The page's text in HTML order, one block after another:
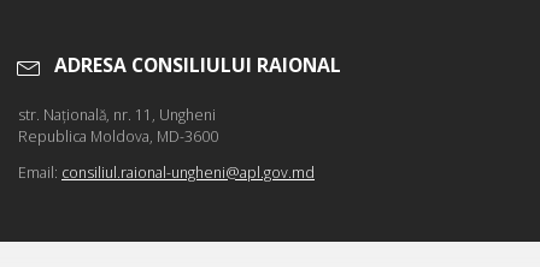
ADRESA CONSILIULUI RAIONAL
str. Naţională, nr. 11, Ungheni
Republica Moldova, MD-3600
Email: consiliul.raional-ungheni@apl.gov.md